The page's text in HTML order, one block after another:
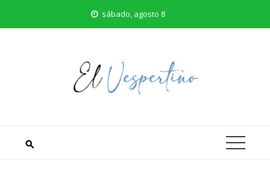
sábado, agosto 8